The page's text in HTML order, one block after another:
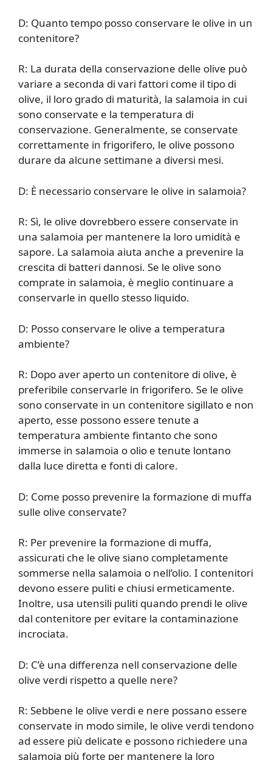
D: Quanto tempo posso conservare le olive in un
contenitore?
R: La durata della conservazione delle olive può
variare a seconda di vari fattori come il tipo di
olive, il loro grado di maturità, la salamoia in cui
sono conservate e la temperatura di
conservazione. Generalmente, se conservate
correttamente in frigorifero, le olive possono
durare da alcune settimane a diversi mesi.
D: È necessario conservare le olive in salamoia?
R: Sì, le olive dovrebbero essere conservate in
una salamoia per mantenere la loro umidità e
sapore. La salamoia aiuta anche a prevenire la
crescita di batteri dannosi. Se le olive sono
comprate in salamoia, è meglio continuare a
conservarle in quello stesso liquido.
D: Posso conservare le olive a temperatura
ambiente?
R: Dopo aver aperto un contenitore di olive, è
preferibile conservarle in frigorifero. Se le olive
sono conservate in un contenitore sigillato e non
aperto, esse possono essere tenute a
temperatura ambiente fintanto che sono
immerse in salamoia o olio e tenute lontano
dalla luce diretta e fonti di calore.
D: Come posso prevenire la formazione di muffa
sulle olive conservate?
R: Per prevenire la formazione di muffa,
assicurati che le olive siano completamente
sommerse nella salamoia o nell’olio. I contenitori
devono essere puliti e chiusi ermeticamente.
Inoltre, usa utensili puliti quando prendi le olive
dal contenitore per evitare la contaminazione
incrociata.
D: C’è una differenza nell conservazione delle
olive verdi rispetto a quelle nere?
R: Sebbene le olive verdi e nere possano essere
conservate in modo simile, le olive verdi tendono
ad essere più delicate e possono richiedere una
salamoia più forte per mantenere la loro